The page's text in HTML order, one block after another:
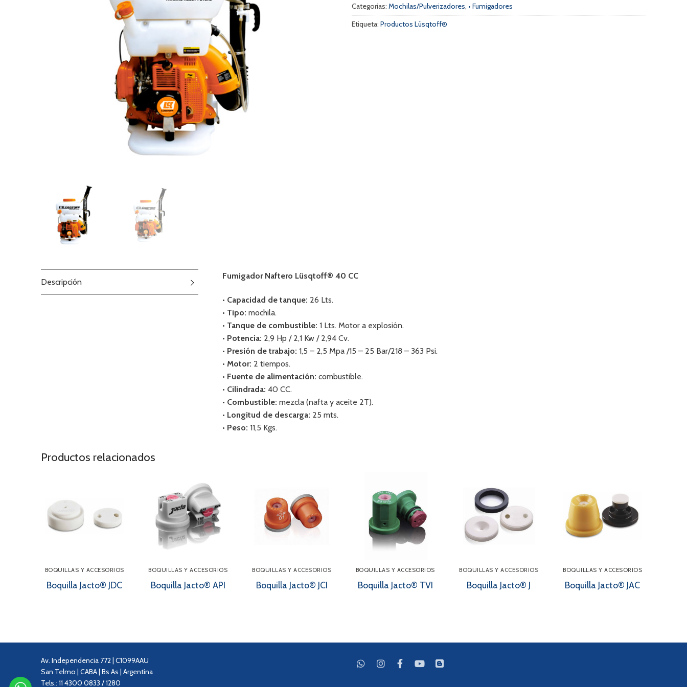
Servicio Técnico
Contacto
Búsqueda
de
productos
Categorías: Mochilas/Pulverizadores, • Fumigadores
Etiqueta: Productos Lüsqtoff®
Descripción
Fumigador Naftero Lüsqtoff® 40 CC
• Capacidad de tanque: 26 Lts.
• Tipo: mochila.
• Tanque de combustible: 1 Lts. Motor a explosión.
• Potencia: 2,9 Hp / 2,1 Kw / 2,94 Cv.
• Presión de trabajo: 1,5 – 2,5 Mpa /15 – 25 Bar/218 – 363 Psi.
• Motor: 2 tiempos.
• Fuente de alimentación: combustible.
• Cilindrada: 40 CC.
• Combustible: mezcla (nafta y aceite 2T).
• Longitud de descarga: 25 mts.
• Peso: 11,5 Kgs.
Productos relacionados
BOQUILLAS Y ACCESORIOS
Boquilla Jacto® JDC
BOQUILLAS Y ACCESORIOS
Boquilla Jacto® API
BOQUILLAS Y ACCESORIOS
Boquilla Jacto® JCI
BOQUILLAS Y ACCESORIOS
Boquilla Jacto® TVI
BOQUILLAS Y ACCESORIOS
Boquilla Jacto® J
BOQUILLAS Y ACCESORIOS
Boquilla Jacto® JAC
Av. Independencia 772 | C1099AAU
San Telmo | CABA | Bs As | Argentina
Tels.: 11 4300 0833 / 1280